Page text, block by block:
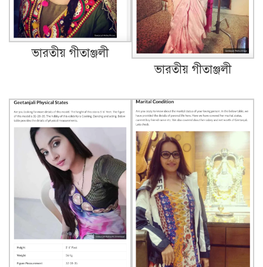
ভারতীয় গীতাঞ্জলী
ভারতীয় গীতাঞ্জলী